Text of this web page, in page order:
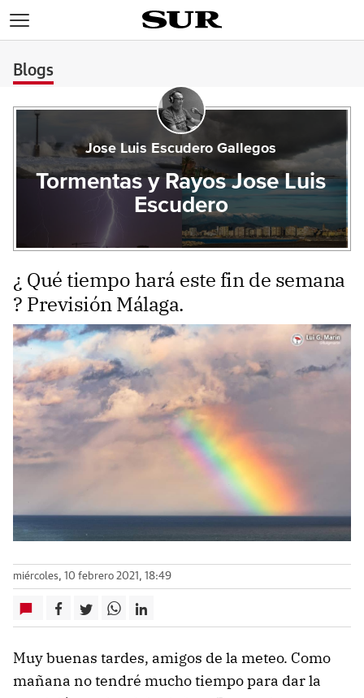
Blogs
Jose Luis Escudero Gallegos
Tormentas y Rayos Jose Luis
Escudero
¿ Qué tiempo hará este fin de semana
? Previsión Málaga.
miércoles, 10 febrero 2021, 18:49
Muy buenas tardes, amigos de la meteo. Como
mañana no tendré mucho tiempo para dar la